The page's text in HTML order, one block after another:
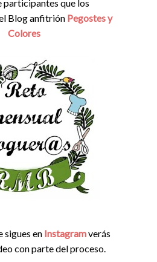
participantes que los
Blog anfitrión Pegostes y
Colores
sigues en Instagramverás
con parte del proceso.